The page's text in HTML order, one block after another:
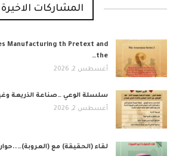
المشاركات الاخيرة
Manufacturing th Pretext and
the…
أغسطس 2, 2026
​سلسلة الوعي …صناعة الذريعة
أغسطس 2, 2026
لقاء (الحقيقة) مع